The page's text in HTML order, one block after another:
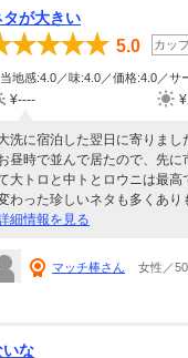
タが大きい
5.0 カッ
当地感:4.0／味:4.0／価格:4.0／サ
¥----
洗に宿泊した翌日に寄りまし
昼時で並んで居たので、先
大トロと中トとロウニは最高
わった珍しいネタも多くあり
細情報を見る
マッチ棒さん 女性／
いな